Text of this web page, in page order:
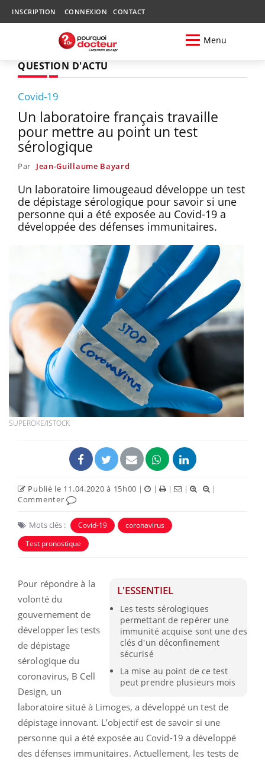
INSCRIPTION CONNEXION CONTACT
Menu
QUESTION D'ACTU
Covid-19
Un laboratoire français travaille
pour mettre au point un test
sérologique
Par Jean-Guillaume Bayard
Un laboratoire limougeaud développe un test
de dépistage sérologique pour savoir si une
personne qui a été exposée au Covid-19 a
développée des défenses immunitaires.
SUPEROKE/ISTOCK
Publié le 11.04.2020 à 15h00 | | | |
|
Commenter
Mots clés : Covid-19
coronavirus
Test pronostique
L'ESSENTIEL
Les tests sérologiques
permettant de repérer une
immunité acquise sont une des
clés d'un déconfinement
sécurisé
La mise au point de ce test
peut prendre plusieurs mois
Pour répondre à la
volonté du
gouvernement de
développer les tests
de dépistage
sérologique du
coronavirus, B Cell
Design, un
laboratoire situé à Limoges, a développé un test de
dépistage innovant. L’objectif est de savoir si une
personne qui a été exposée au Covid-19 a développé
des défenses immunitaires. Actuellement, les tests de